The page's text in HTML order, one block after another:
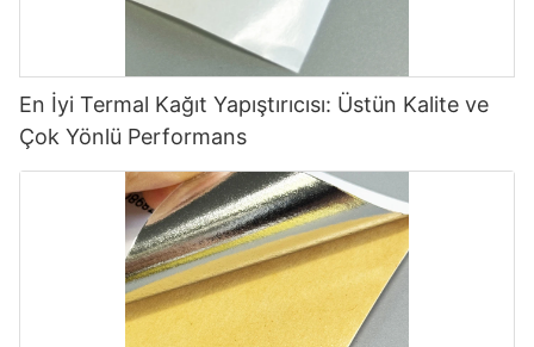
En İyi Termal Kağıt Yapıştırıcısı: Üstün Kalite ve
Çok Yönlü Performans